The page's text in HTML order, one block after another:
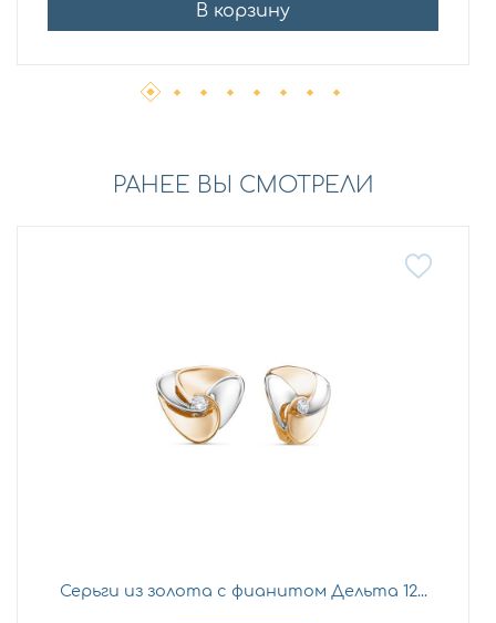
В корзину
РАНЕЕ ВЫ СМОТРЕЛИ
Серьги из золота с фианитом Дельта 12...